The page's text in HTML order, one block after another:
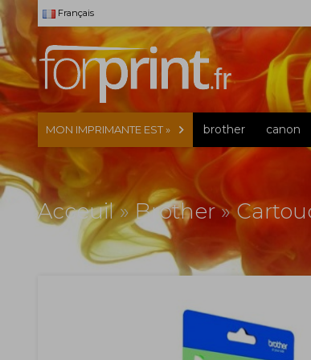
Français
MON IMPRIMANTE EST » brother canon
Acceuil»Brother»